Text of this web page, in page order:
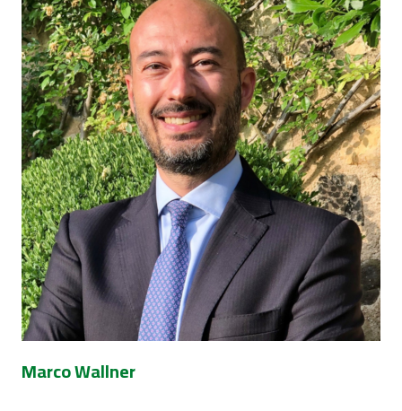
Marco Wallner